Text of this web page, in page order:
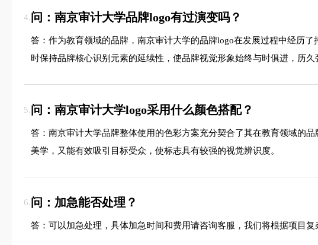
4.问：南京审计大学品牌logo有过演变吗？
答：作为教育领域的品牌，南京审计大学的品牌logo在发展过程中经历
时保持品牌核心识别元素的延续性，使品牌视觉形象始终与时俱进，历久
5.问：南京审计大学logo采用什么颜色搭配？
答：南京审计大学品牌整体使用的色彩方案充分契合了其在教育领域的
美学，又能有效吸引目标受众，使标志具有较强的视觉辨识度。
6.问：加急能否处理？
答：可以加急处理，具体加急时间和费用请咨询客服，我们将根据项目复